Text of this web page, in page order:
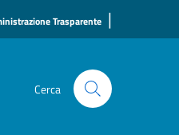
Trasparente |
Cerca